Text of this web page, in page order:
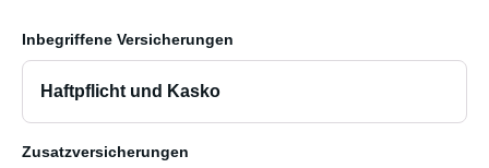
Inbegriffene Versicherungen
Haftpflicht und Kasko
Zusatzversicherungen